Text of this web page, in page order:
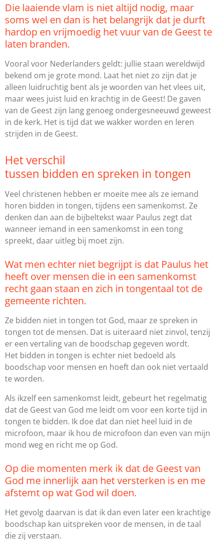
Die laaiende vlam is niet altijd nodig, maar
soms wel en dan is het belangrijk dat je durft
hardop en vrijmoedig het vuur van de Geest te
laten branden.
Vooral voor Nederlanders geldt: jullie staan wereldwijd
bekend om je grote mond. Laat het niet zo zijn dat je
alleen luidruchtig bent als je woorden van het vlees uit,
maar wees juist luid en krachtig in de Geest! De gaven
van de Geest zijn lang genoeg ondergesneeuwd geweest
in de kerk. Het is tijd dat we wakker worden en leren
strijden in de Geest.
Het verschil
tussen bidden en spreken in tongen
Veel christenen hebben er moeite mee als ze iemand
horen bidden in tongen, tijdens een samenkomst. Ze
denken dan aan de bijbeltekst waar Paulus zegt dat
wanneer iemand in een samenkomst in een tong
spreekt, daar uitleg bij moet zijn.
Wat men echter niet begrijpt is dat Paulus het
heeft over mensen die in een samenkomst
recht gaan staan en zich in tongentaal tot de
gemeente richten.
Ze bidden niet in tongen tot God, maar ze spreken in
tongen tot de mensen. Dat is uiteraard niet zinvol, tenzij
er een vertaling van de boodschap gegeven wordt.
Het bidden in tongen is echter niet bedoeld als
boodschap voor mensen en hoeft dan ook niet vertaald
te worden.
Als ikzelf een samenkomst leidt, gebeurt het regelmatig
dat de Geest van God me leidt om voor een korte tijd in
tongen te bidden. Ik doe dat dan niet heel luid in de
microfoon, maar ik hou de microfoon dan even van mijn
mond weg en richt me op God.
Op die momenten merk ik dat de Geest van
God me innerlijk aan het versterken is en me
afstemt op wat God wil doen.
Het gevolg daarvan is dat ik dan even later een krachtige
boodschap kan uitspreken voor de mensen, in de taal
die zij verstaan.